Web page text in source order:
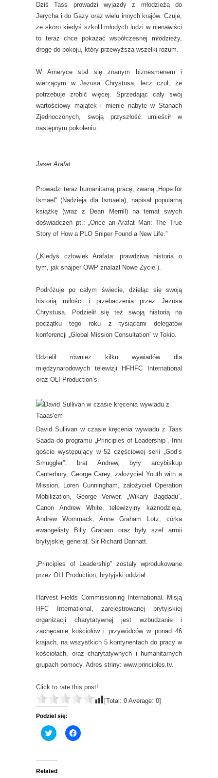
Dziś Tass prowadzi wyjazdy z młodzieżą do
Jerycha i do Gazy oraz wielu innych krajów. Czuje,
że skoro kiedyś szkolił młodych ludzi w nienawiści
to teraz chce pokazać współczesnej młodzieży,
drogę do pokoju, który przewyższa wszelki rozum.
W Ameryce stał się znanym biznesmenem i
wierzącym w Jezusa Chrystusa, lecz czuł, że
potrzebuje zrobić więcej. Sprzedając cały swój
wartościowy majątek i mienie nabyte w Stanach
Zjednoczonych, swoją przyszłość umieścił w
następnym pokoleniu.
Jaser Arafat
Prowadzi teraz humanitarną pracę, zwaną „Hope for
Ismael” (Nadzieja dla Ismaela), napisał popularną
książkę (wraz z Dean Merrill) na temat swych
doświadczeń pt.: „Once an Arafat Man: The True
Story of How a PLO Sniper Found a New Life.”
(„Kiedyś człowiek Arafata: prawdziwa historia o
tym, jak snajper OWP znalazł Nowe Życie”).
Podróżuje po całym świecie, dzieląc się swoją
historią miłości i przebaczenia przez Jezusa
Chrystusa. Podzielił się też swoją historią na
początku tego roku z tysiącami delegatów
konferencji „Global Mission Consultation” w Tokio.
Udzielił również kilku wywiadów dla
międzynarodowych telewizji HFHFC International
oraz OLI Production’s.
David Sullivan w czasie kręcenia wywiadu z Tass
Saada do programu „Principles of Leadership”. Inni
goście występujący w 52 częściowej serii „God’s
Smuggler”: brat Andrew, były arcybiskup
Canterbury, George Carey, założyciel Youth with a
Mission, Loren Cunningham, założyciel Operation
Mobilization, George Verwer, „Wikary Bagdadu”,
Canon Andrew White, telewizyjny kaznodzieja,
Andrew Wommack, Anne Graham Lotz, córka
ewangelisty Billy Graham oraz były szef armii
brytyjskiej generał, Sir Richard Dannatt.
„Principles of Leadership” zostały wprodukowane
przez OLI Production, brytyjski oddział
Harvest Fields Commissioning International. Misją
HFC International, zarejestrowanej brytyjskiej
organizacji charytatywnej jest wzbudzanie i
zachęcanie kościołów i przywódców w ponad 46
krajach, na wszystkich 5 kontynentach do pracy w
kościołach, oraz charytatywnych i humanitarnych
grupach pomocy. Adres striny: www.principles.tv.
Click to rate this post!
[Total: 0 Average: 0]
Podziel się:
C
l
t
o
s
C
l
Related